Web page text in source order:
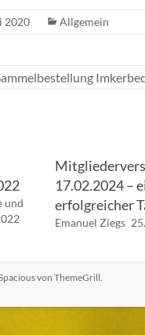
2020 Allgemein
und
17.02.2024 –
erfolgreicher
Emanuel Ziegs
von ThemeGrill.